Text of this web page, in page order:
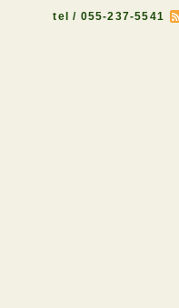
tel / 055-237-5541